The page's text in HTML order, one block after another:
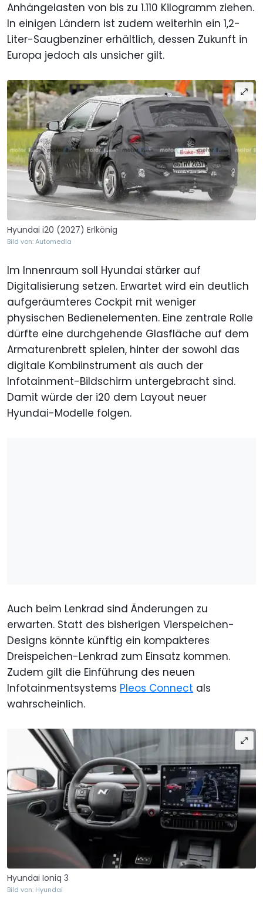
Anhängelasten von bis zu 1.110 Kilogramm ziehen.
In einigen Ländern ist zudem weiterhin ein 1,2-
Liter-Saugbenziner erhältlich, dessen Zukunft in
Europa jedoch als unsicher gilt.
Hyundai i20 (2027) Erlkönig
Bild von: Automedia
Im Innenraum soll Hyundai stärker auf
Digitalisierung setzen. Erwartet wird ein deutlich
aufgeräumteres Cockpit mit weniger
physischen Bedienelementen. Eine zentrale Rolle
dürfte eine durchgehende Glasfläche auf dem
Armaturenbrett spielen, hinter der sowohl das
digitale Kombiinstrument als auch der
Infotainment-Bildschirm untergebracht sind.
Damit würde der i20 dem Layout neuer
Hyundai-Modelle folgen.
Auch beim Lenkrad sind Änderungen zu
erwarten. Statt des bisherigen Vierspeichen-
Designs könnte künftig ein kompakteres
Dreispeichen-Lenkrad zum Einsatz kommen.
Zudem gilt die Einführung des neuen
Infotainmentsystems Pleos Connect als
wahrscheinlich.
Hyundai Ioniq 3
Bild von: Hyundai